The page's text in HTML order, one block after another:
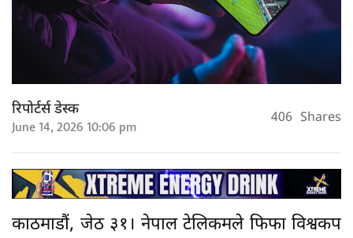
रिपोर्टर्स डेस्क
June 14, 2026 10:06 pm 406 Shares
काठमाडौं, जेठ ३१। नेपाल टेलिकमले फिफा विश्वकप